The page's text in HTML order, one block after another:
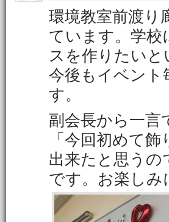
環境教室前渡り
ています。学校
スを作りたい
今後もイベント
す。
副会長から一言
「今回初めて
出来たと思うの
です。お楽しみ